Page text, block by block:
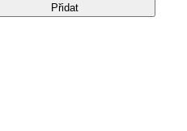
Přidat